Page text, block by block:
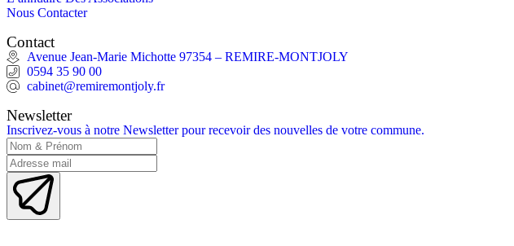
Nous Contacter
Contact
Avenue Jean-Marie Michotte 97354 – REMIRE-MONTJOLY
0594 35 90 00
cabinet@remiremontjoly.fr
Newsletter
Inscrivez-vous à notre Newsletter pour recevoir des nouvelles de votre commune.